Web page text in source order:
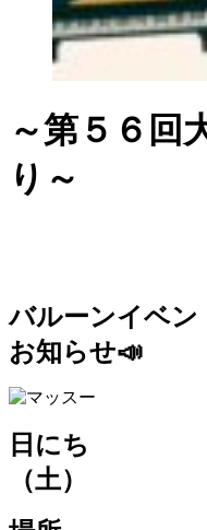
～第５６回
り～
バルーンイベン
お知らせ📣
日にち ：
（土）